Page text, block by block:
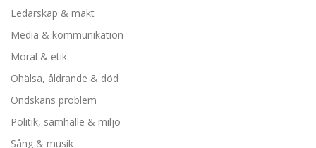
Ledarskap & makt
Media & kommunikation
Moral & etik
Ohälsa, åldrande & död
Ondskans problem
Politik, samhälle & miljö
Sång & musik